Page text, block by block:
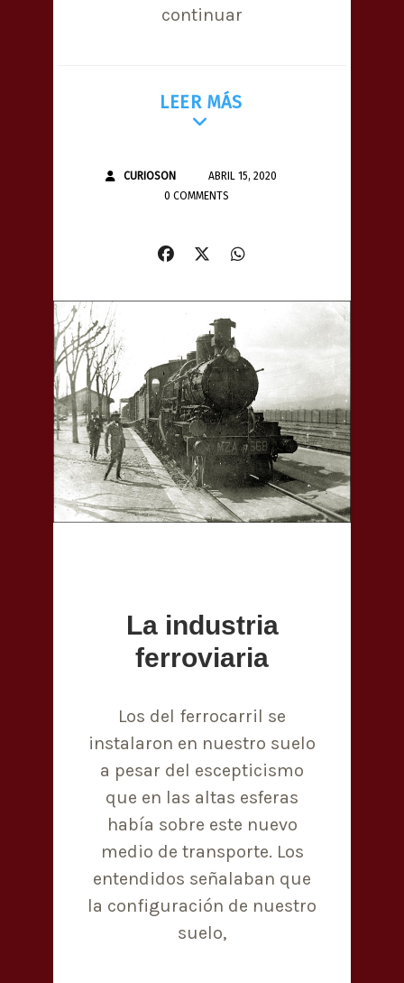
continuar
LEER MÁS
CURIOSON
ABRIL 15, 2020
0 COMMENTS
La industria
ferroviaria
Los del ferrocarril se
instalaron en nuestro suelo
a pesar del escepticismo
que en las altas esferas
había sobre este nuevo
medio de transporte. Los
entendidos señalaban que
la configuración de nuestro
suelo,